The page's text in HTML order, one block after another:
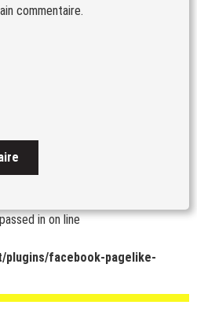
commentaire.
inon line
plugins/facebook-pagelike-